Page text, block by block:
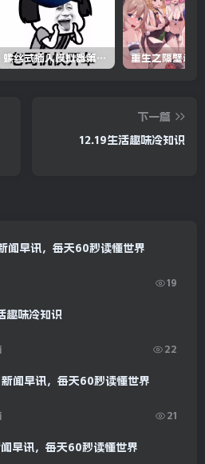
螺丝式插入模拟器第5代/NejicomiSimulator.Vol.5.v1.0.2
下一篇
12.19生活趣味冷知识
闻早讯，每天60秒读懂世界
19
趣味冷知识
22
闻早讯，每天60秒读懂世界
21
早讯，每天60秒读懂世界